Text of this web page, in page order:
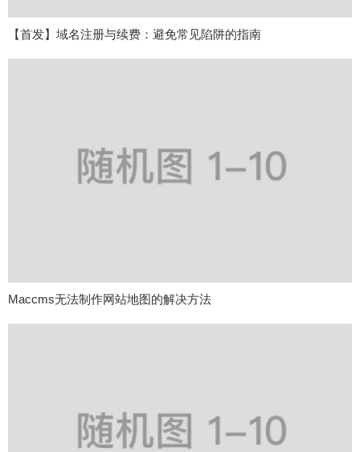
【首发】域名注册与续费：避免常见陷阱的指南
Maccms无法制作网站地图的解决方法